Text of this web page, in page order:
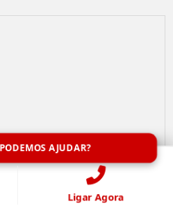
AJUDAR?
Ligar Agora